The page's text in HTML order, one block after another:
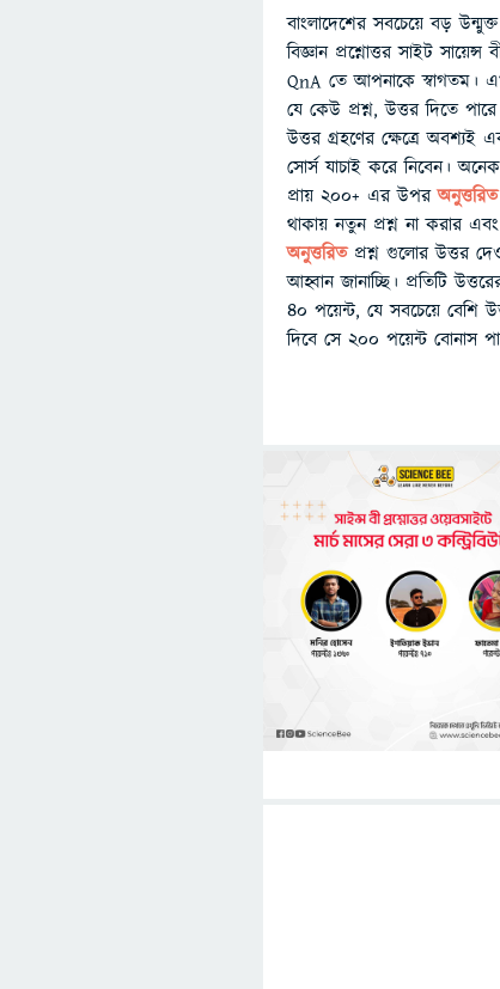
বাংলাদেশের সবচেয়ে বড় উন্মুক্ত
বিজ্ঞান প্রশ্নোত্তর সাইট সায়েন্স
QnA তে আপনাকে স্বাগতম।
যে কেউ প্রশ্ন, উত্তর দিতে
উত্তর গ্রহণের ক্ষেত্রে অবশ্যই
সোর্স যাচাই করে নিবেন।
প্রায় ২০০+ এর উপরঅনুত্তরিত
থাকায় নতুন প্রশ্ন না করার এবং
অনুত্তরিত প্রশ্ন গুলোর উত্তর
আহ্বান জানাচ্ছি। প্রতিটি
৪০ পয়েন্ট, যে সবচেয়ে বেশি
দিবে সে ২০০ পয়েন্ট বোনাস